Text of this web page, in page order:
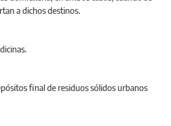
a dichos destinos.
final de residuos sólidos urbanos